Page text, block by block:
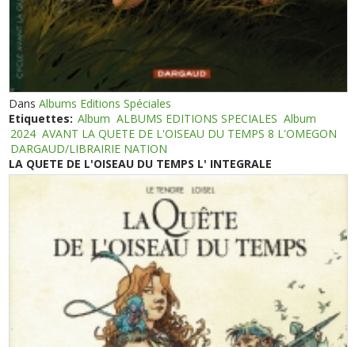
DansAlbums Editions Spéciales
Etiquettes: Album ALBUMS EDITIONS SPECIALES Album
2024 AVANT LA QUETE DE L'OISEAU DU TEMPS 8 L'OMEGON
DARGAUD/LIBRAIRIE NATION
LA QUETE DE L'OISEAU DU TEMPS L' INTEGRALE